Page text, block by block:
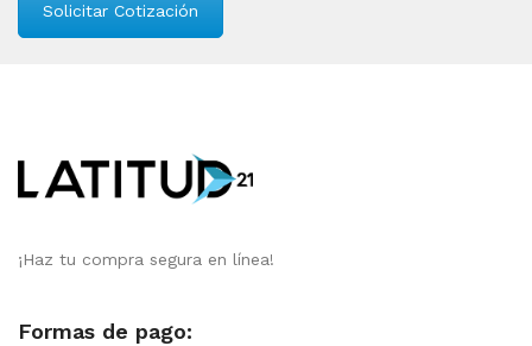
Solicitar Cotización
¡Haz tu compra segura en línea!
Formas de pago: